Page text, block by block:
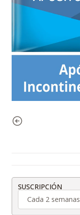
SUSCRIPCIÓN
Cada 2 semanas